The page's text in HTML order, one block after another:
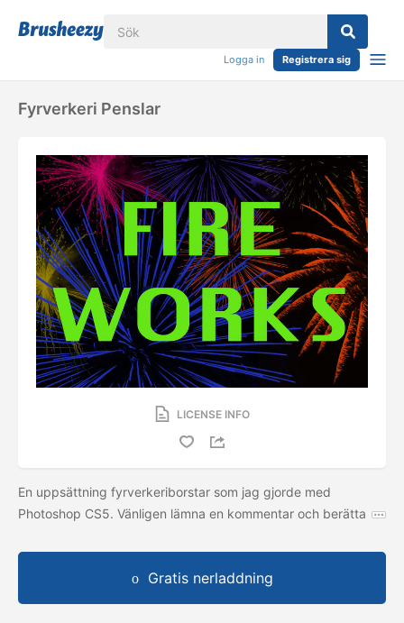
Logga in Registrera sig
Fyrverkeri Penslar
LICENSE INFO
En uppsättning fyrverkeriborstar som jag gjorde med
Photoshop CS5. Vänligen lämna en kommentar och berätta
Gratis nerladdning